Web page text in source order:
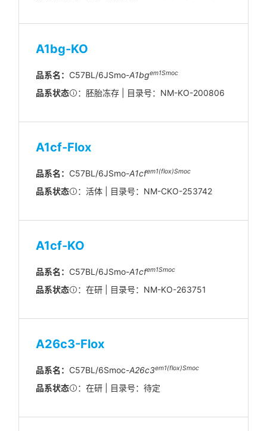
A1bg-KO
品系名： C57BL/6JSmo-A1bgem1Smoc
品系状态 ：胚胎冻存 | 目录号：NM-KO-200806
A1cf-Flox
品系名： C57BL/6JSmo-A1cfem1(flox)Smoc
品系状态 ：活体 | 目录号：NM-CKO-253742
A1cf-KO
品系名： C57BL/6JSmo-A1cfem1Smoc
品系状态 ：在研 | 目录号：NM-KO-263751
A26c3-Flox
品系名： C57BL/6Smoc-A26c3em1(flox)Smoc
品系状态 ：在研 | 目录号：待定